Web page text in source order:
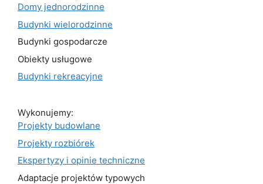
Domy jednorodzinne
Budynki wielorodzinne
Budynki gospodarcze
Obiekty usługowe
Budynki rekreacyjne
Wykonujemy:
Projekty budowlane
Projekty rozbiórek
Ekspertyzy i opinie techniczne
Adaptacje projektów typowych